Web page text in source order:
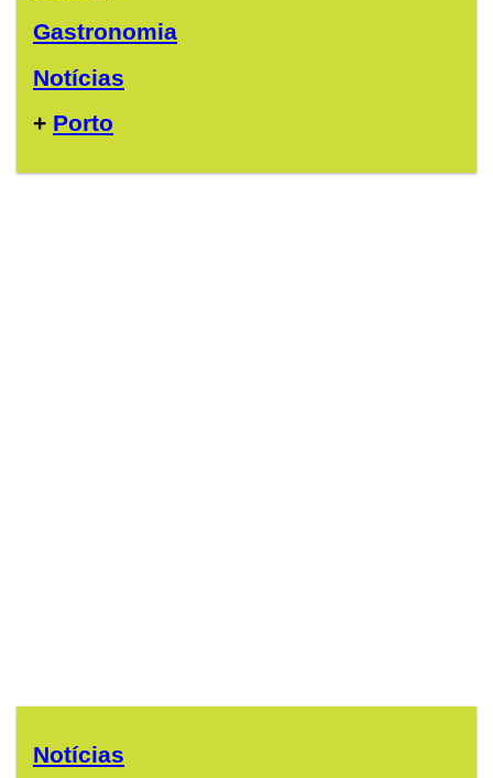
Gastronomia
Notícias
+ Porto
Notícias